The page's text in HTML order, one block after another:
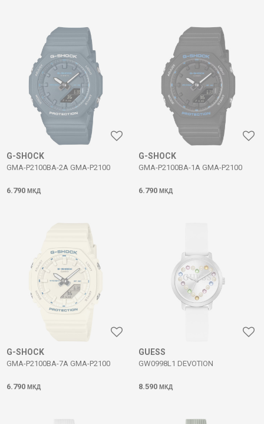
G-SHOCK
GMA-P2100BA-2A GMA-P2100
6.790 МКД
G-SHOCK
GMA-P2100BA-1A GMA-P2100
6.790 МКД
G-SHOCK
GMA-P2100BA-7A GMA-P2100
6.790 МКД
GUESS
GW0998L1 DEVOTION
8.590 МКД